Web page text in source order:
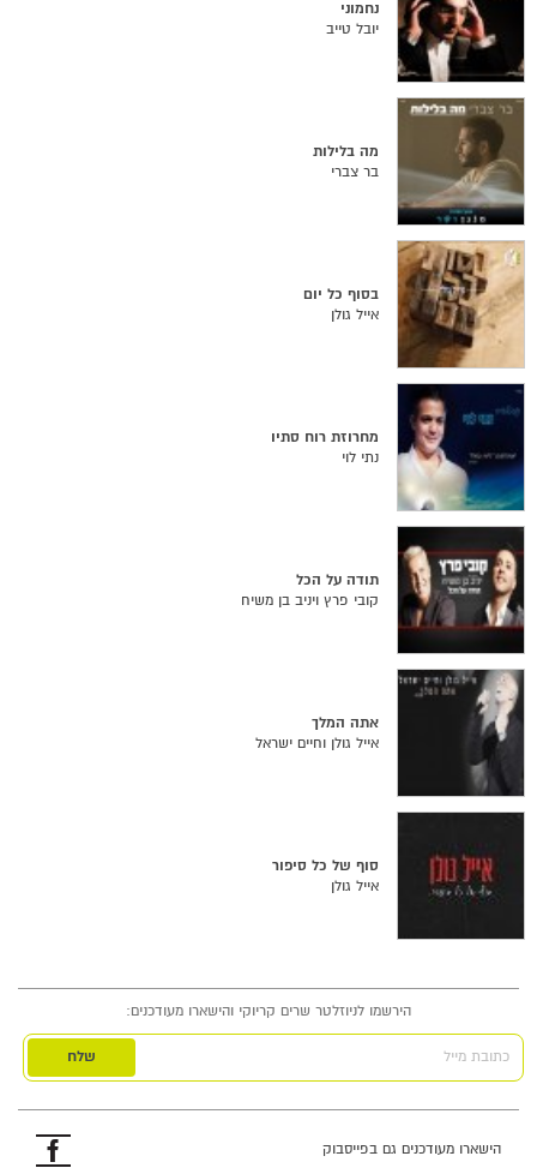
נחמוני
יובל טייב
מה בלילות
בר צברי
בסוף כל יום
אייל גולן
מחרוזת רוח סתיו
נתי לוי
תודה על הכל
קובי פרץ ויניב בן משיח
אתה המלך
אייל גולן וחיים ישראל
סוף של כל סיפור
אייל גולן
הירשמו לניוזלטר שרים קריוקי והישארו מעודכנים:
כתובת מייל
הישארו מעודכנים גם בפייסבוק